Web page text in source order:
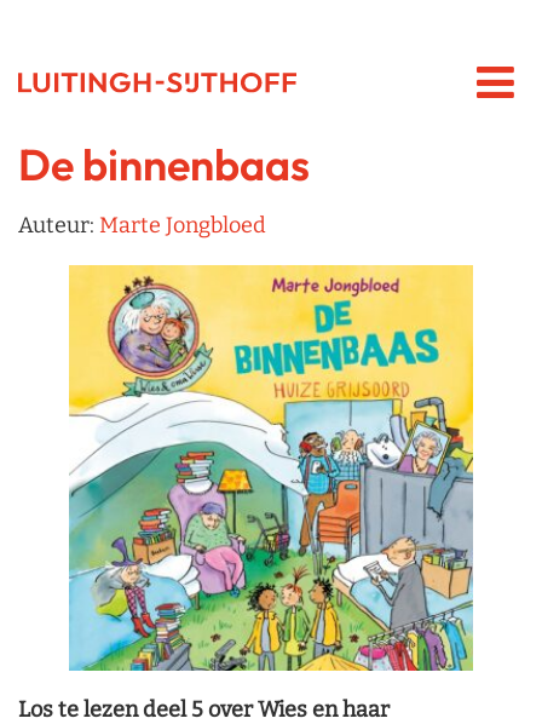
De binnenbaas
Auteur: Marte Jongbloed
Los te lezen deel 5 over Wies en haar